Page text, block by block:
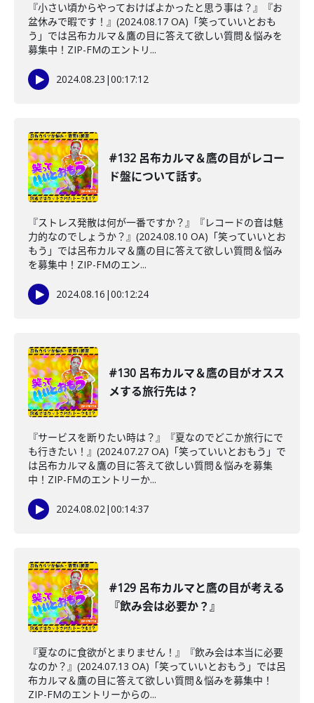
『小さい頃からやっておけばよかったと思う事は？』『お
盆休みで暇です！』(2024.08.17 OA)「笑っていいとおも
う」では呂布カルマ＆鷹の目に答えて欲しい質問＆悩みを
募集中！ZIP-FMのエントリ...
2024.08.23 |00:17:12
#132 呂布カルマ＆鷹の目がレコー
ド盤について話す。
『ストレス発散は何が一番ですか？』『レコードの音は魅
力的なのでしょうか？』(2024.08.10 OA)「笑っていいとお
もう」では呂布カルマ＆鷹の目に答えて欲しい質問＆悩み
を募集中！ZIP-FMのエン...
2024.08.16 |00:12:24
#130 呂布カルマ＆鷹の目がオスス
メする旅行先は？
『サービスを断りたい時は？』『夏なのでどこか旅行にで
も行きたい！』(2024.07.27 OA)「笑っていいとおもう」で
は呂布カルマ＆鷹の目に答えて欲しい質問＆悩みを募集
中！ZIP-FMのエントリーか...
2024.08.02|00:14:37
#129 呂布カルマと鷹の目が考える
『飲み会は必要か？』
『夏なのに食欲がとまりません！』『飲み会は本当に必要
なのか？』(2024.07.13 OA)「笑っていいとおもう」では呂
布カルマ＆鷹の目に答えて欲しい質問＆悩みを募集中！
ZIP-FMのエントリーからの...